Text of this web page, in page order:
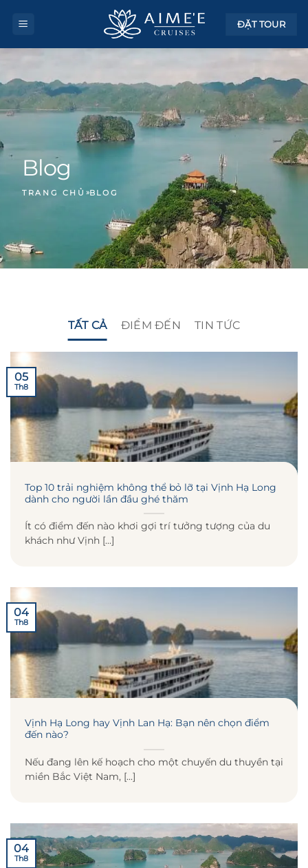
qua
ĐẶT TOUR
Blog
TRANG CHỦ »BLOG
TẤT CẢ ĐIỂM ĐẾN TIN TỨC
Top 10 trải nghiệm không thể bỏ lỡ tại Vịnh Hạ Long
dành cho người lần đầu ghé thăm
Ít có điểm đến nào khơi gợi trí tưởng tượng của du
khách như Vịnh [...]
05
Th8
Vịnh Hạ Long hay Vịnh Lan Hạ: Bạn nên chọn điểm
đến nào?
Nếu đang lên kế hoạch cho một chuyến du thuyền tại
miền Bắc Việt Nam, [...]
04
Th8
04
Th8